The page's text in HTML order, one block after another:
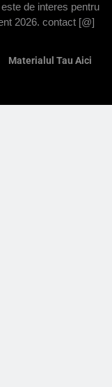
de interes pentru
2026. contact [@]
Materialul Tau Aici